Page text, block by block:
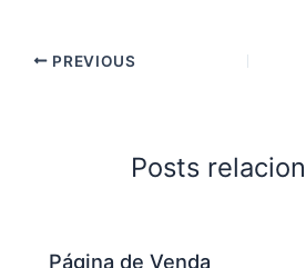
PREVIOUS
Posts
Página de Venda